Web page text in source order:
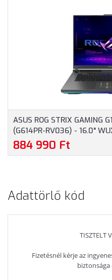
WINDOWS 11 HOME, 3
ÉV GARANCIA, EZÜST
ASUS ROG STRIX GAMING
(G614PR-RV036) - 16.0"
16GB RAM, 1TB SSD, NVIDIA
MAGYAR BILLENTYŰZET,
884 990 Ft
Adattörlő kód
TISZTELT
Fizetésnél kérje az